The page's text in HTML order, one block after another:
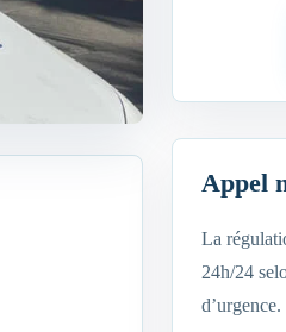
Appel
La
24h/24
d’urgence.